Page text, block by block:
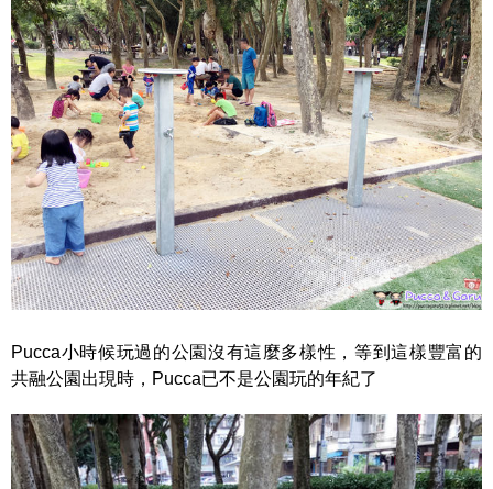
Pucca小時候玩過的公園沒有這麼多樣性，等到這樣豐富的
共融公園出現時，Pucca已不是公園玩的年紀了